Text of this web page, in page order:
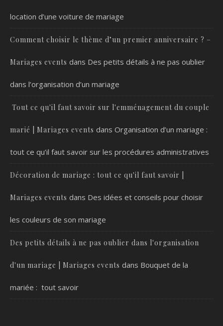
location d’une voiture de mariage
Comment choisir le thème d’un premier anniversaire ? –
Mariages events dans Des petits détails à ne pas oublier
dans l’organisation d’un mariage
Tout ce qu'il faut savoir sur l'emménagement du couple
marié | Mariages events dans Organisation d’un mariage :
tout ce qu’il faut savoir sur les procédures administratives
Décoration de mariage : tout ce qu'il faut savoir |
Mariages events dans Des idées et conseils pour choisir
les couleurs de son mariage
Des petits détails à ne pas oublier dans l'organisation
d'un mariage | Mariages events dans Bouquet de la
mariée : tout savoir